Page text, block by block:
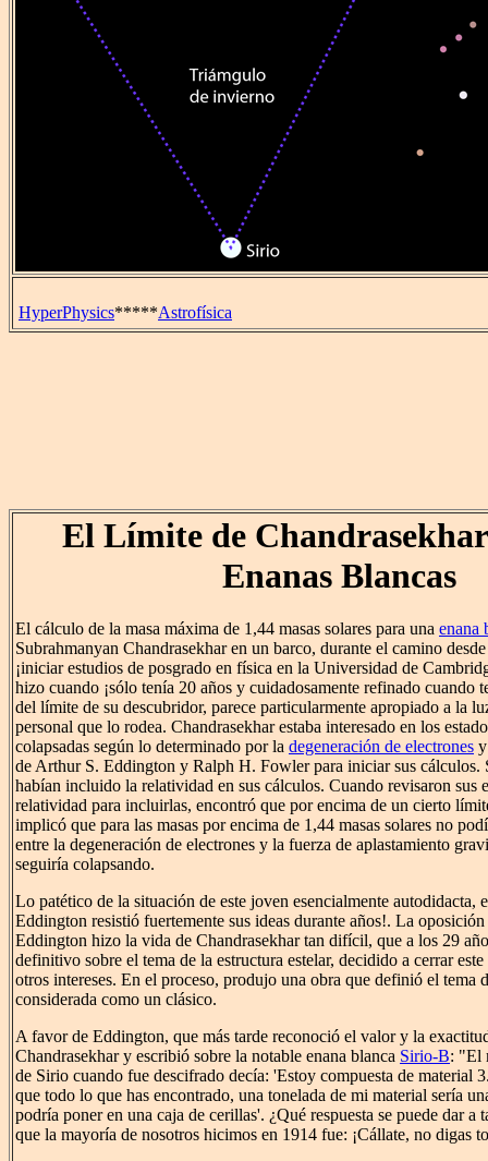
HyperPhysics*****Astrofísica
El Límite de
Enanas Blancas
El cálculo de la masa máxima de 1,44 masas solares para una enana
Subrahmanyan Chandrasekhar en un barco, durante el camino
¡iniciar estudios de posgrado en física en la Universidad de
hizo cuando ¡sólo tenía 20 años y cuidadosamente refinado cuando
del límite de su descubridor, parece particularmente apropiado a la
personal que lo rodea. Chandrasekhar estaba interesado en los
colapsadas según lo determinado por la degeneración de electrones
de Arthur S. Eddington y Ralph H. Fowler para iniciar sus cálculos.
habían incluido la relatividad en sus cálculos. Cuando revisaron sus
relatividad para incluirlas, encontró que por encima de un cierto
implicó que para las masas por encima de 1,44 masas solares no
entre la degeneración de electrones y la fuerza de aplastamiento
seguiría colapsando.
Lo patético de la situación de este joven esencialmente autodidacta,
Eddington resistió fuertemente sus ideas durante años!. La
Eddington hizo la vida de Chandrasekhar tan difícil, que a los 29
definitivo sobre el tema de la estructura estelar, decidido a cerrar
otros intereses. En el proceso, produjo una obra que definió el tema
considerada como un clásico.
A favor de Eddington, que más tarde reconoció el valor y la
Chandrasekhar y escribió sobre la notable enana blanca Sirio-B: "El
de Sirio cuando fue descifrado decía: 'Estoy compuesta de material
que todo lo que has encontrado, una tonelada de mi material sería
podría poner en una caja de cerillas'. ¿Qué respuesta se puede dar a
que la mayoría de nosotros hicimos en 1914 fue: ¡Cállate, no digas